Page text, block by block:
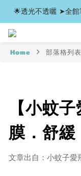
🌟透光不透曬 ➤全
Home 部落格列表
【小蚊
膜．舒緩
國品牌
文章出自：小蚊子愛